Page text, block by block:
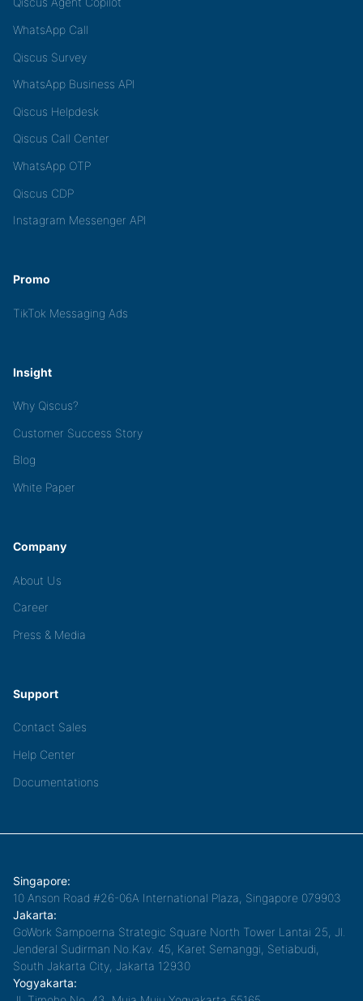
WhatsApp Call
Qiscus Survey
WhatsApp Business API
Qiscus Helpdesk
Qiscus Call Center
WhatsApp OTP
Qiscus CDP
Instagram Messenger API
Promo
TikTok Messaging Ads
Insight
Why Qiscus?
Customer Success Story
Blog
White Paper
Company
About Us
Career
Press & Media
Support
Contact Sales
Help Center
Documentations
Singapore:
10 Anson Road #26-06A International Plaza, Singapore 079903
Jakarta:
GoWork Sampoerna Strategic Square North Tower Lantai 25, Jl.
Jenderal Sudirman No.Kav. 45, Karet Semanggi, Setiabudi,
South Jakarta City, Jakarta 12930
Yogyakarta: